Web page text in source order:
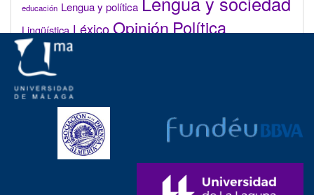
educación Lengua y política
Lingüística LéxicoOpiniónPolítica
lingüística
Valenciano
Administrar